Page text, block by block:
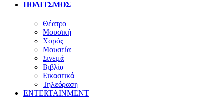
ΠΟΛΙΤΣΜΟΣ
Θέατρο
Μουσική
Χορός
Μουσεία
Σινεμά
Βιβλίο
Εικαστικά
Τηλεόραση
ENTERTAINMENT